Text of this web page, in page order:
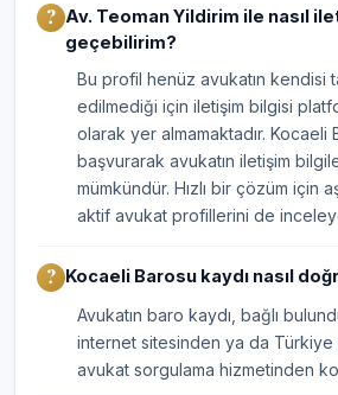
Av. Teoman Yildirim ile nasıl
geçebilirim?
Bu profil henüz avukatın kendisi
edilmediği için iletişim bilgisi
olarak yer almamaktadır. Kocaeli
başvurarak avukatın iletişim
mümkündür. Hızlı bir çözüm için
aktif avukat profillerini de
Kocaeli Barosu kaydı nasıl
Avukatın baro kaydı, bağlı
internet sitesinden ya da Türkiye
avukat sorgulama hizmetinden